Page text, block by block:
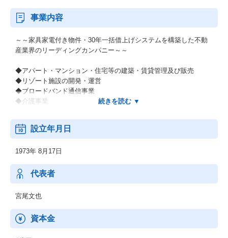
事業内容
～～家具家電付き物件・30年一括借上げシステムを構築した不動
産業界のリーディングカンパニー～～
◆アパート・マンション・住宅等の建築・賃貸管理及び販売
◆リゾート施設の開発・運営
◆ブロードバンド通信事業
◆介護事業
宅地建物取引業者免許
国土交通大臣免許（12）第2846号
設立年月日
1973年 8月17日
代表者
宮尾文也
資本金